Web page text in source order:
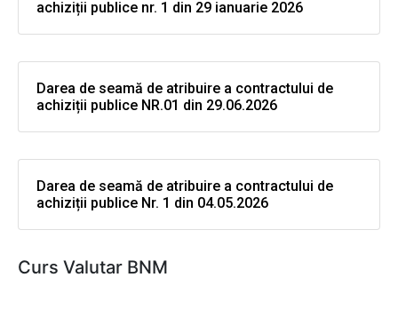
achiziții publice nr. 1 din 29 ianuarie 2026
Darea de seamă de atribuire a contractului de
achiziții publice NR.01 din 29.06.2026
Darea de seamă de atribuire a contractului de
achiziții publice Nr. 1 din 04.05.2026
Curs Valutar BNM